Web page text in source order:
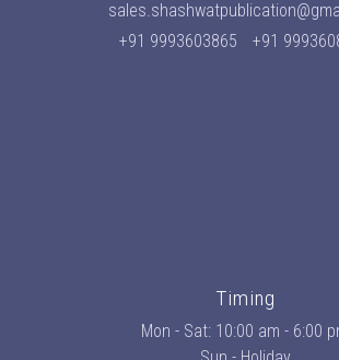
+91 9993603865
+91
Timing
Mon - Sat: 10:00 am - 6:00